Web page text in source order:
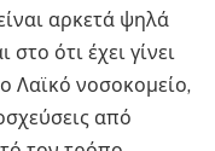
αρκετά ψηλά
ότι έχει γίνει
Λαϊκό νοσοκομείο,
από